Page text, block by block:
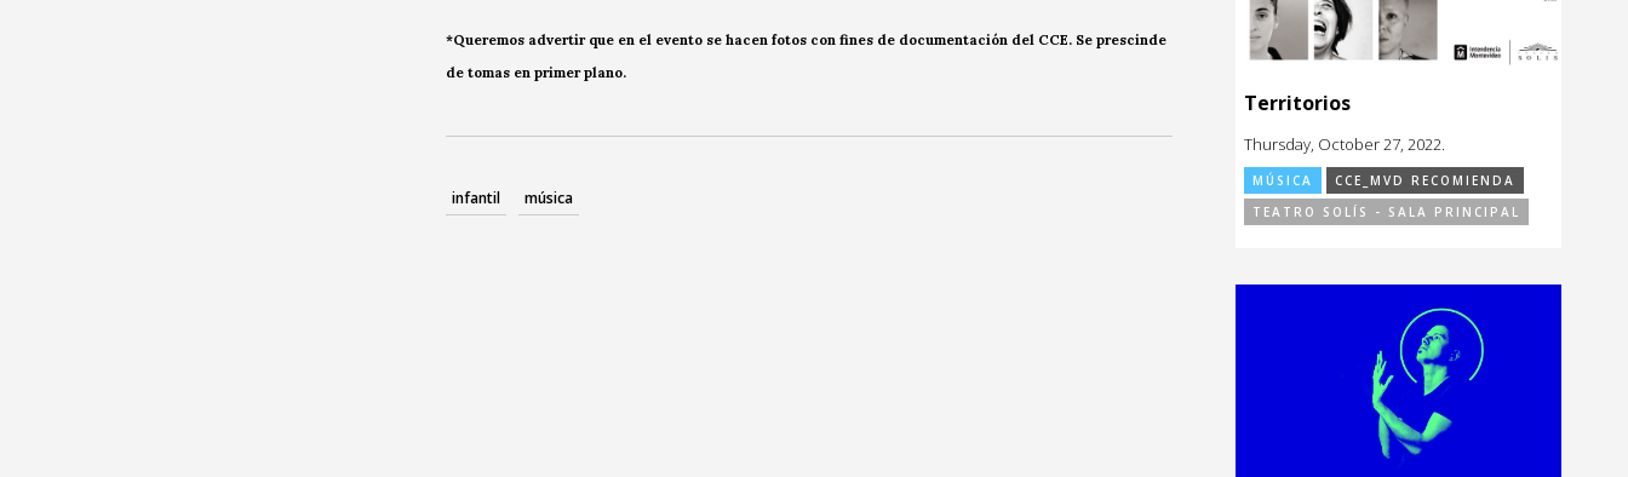
*Queremos advertir que en el evento se hacen fotos con fines de documentación del CCE. Se prescinde
de tomas en primer plano.
infantil música
Territorios
Thursday, October 27, 2022.
MÚSICA
CCE_MVD RECOMIENDA
TEATRO SOLÍS - SALA PRINCIPAL